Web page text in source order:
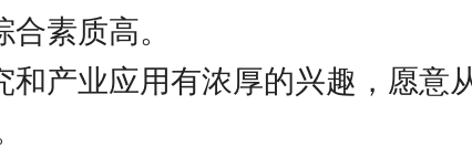
素质高。
和产业应用有浓厚的兴趣，愿意